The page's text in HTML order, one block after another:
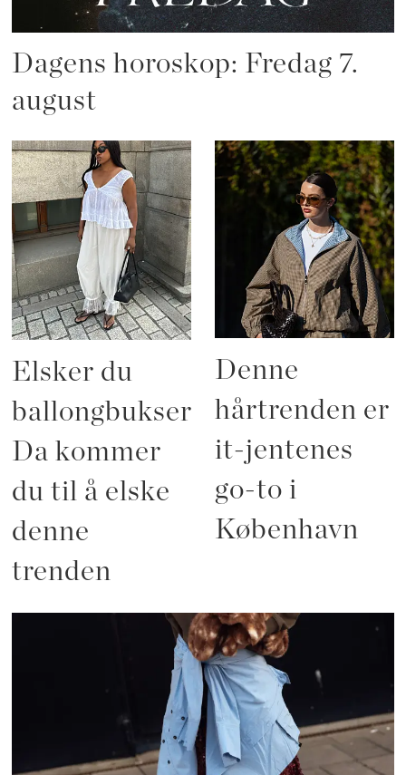
Dagens horoskop: Fredag 7.
august
Elsker du
ballongbukser?
Da kommer
du til å elske
denne
trenden
Denne
hårtrenden er
it-jentenes
go-to i
København